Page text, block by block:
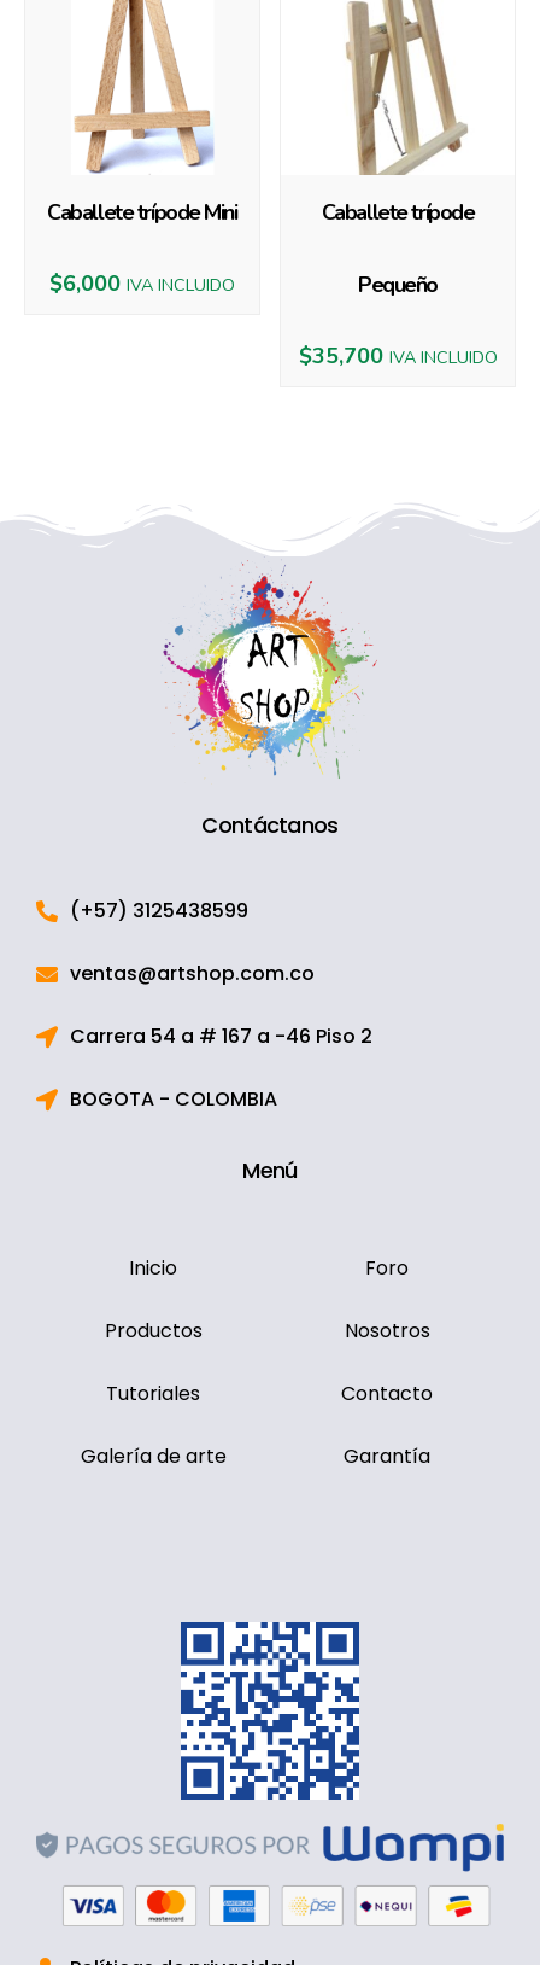
Caballete trípode Mini
$6,000 IVA INCLUIDO
Caballete trípode
Pequeño
$35,700 IVA INCLUIDO
Contáctanos
(+57) 3125438599
ventas@artshop.com.co
Carrera 54 a # 167 a -46 Piso 2
BOGOTA - COLOMBIA
Menú
Inicio
Productos
Tutoriales
Galería de arte
Foro
Nosotros
Contacto
Garantía